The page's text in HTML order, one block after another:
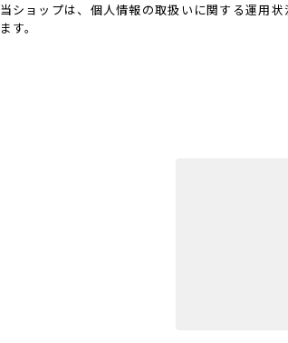
当ショップは、個人情報の取扱いに関する運用
ます。